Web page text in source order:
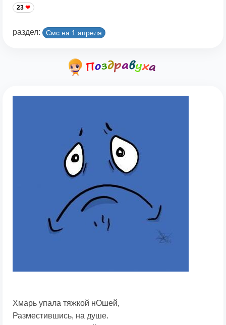
23
раздел: Смс на 1 апреля
Хмарь упала тяжкой нОшей,
Разместившись, на душе.